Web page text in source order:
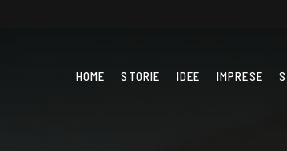
HOME STORIE IDEE IMPRESE